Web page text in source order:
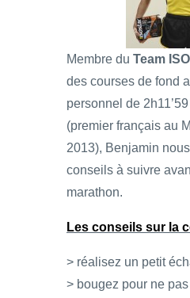
Membre du Team
des courses de fond
personnel de
(premier français au
2013), Benjamin
conseils à suivre
marathon.
Les conseils sur la
> réalisez un petit
> bougez pour ne